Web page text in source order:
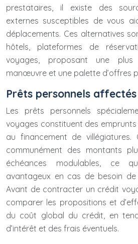
prestataires, il existe des
externes susceptibles de vous
déplacements. Ces alternatives
hôtels, plateformes de
voyages, proposant une
manœuvre et une palette d’offres
Prêts personnels
Les prêts personnels
voyages constituent des
au financement de villégiatures.
communément des montants
échéances modulables, ce
avantageux en cas de besoin
Avant de contracter un crédit
comparer les propositions et
du coût global du crédit, en
d’intérêt et des frais éventuels.